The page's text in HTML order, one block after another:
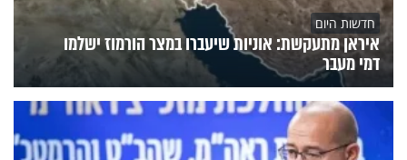
חדשות היום
איראן מתעקשת: אוניות שיעברו במצר הורמוז ישלמו
דמי מעבר